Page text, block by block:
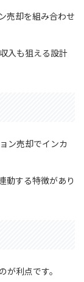
売却を組み合わせ
入も狙える設計
ン売却でインカ
動する特徴があり
利点です。